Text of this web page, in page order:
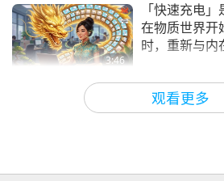
观看更多
3:46
「快速充电
在物质世界开
时，重新与内
38:07